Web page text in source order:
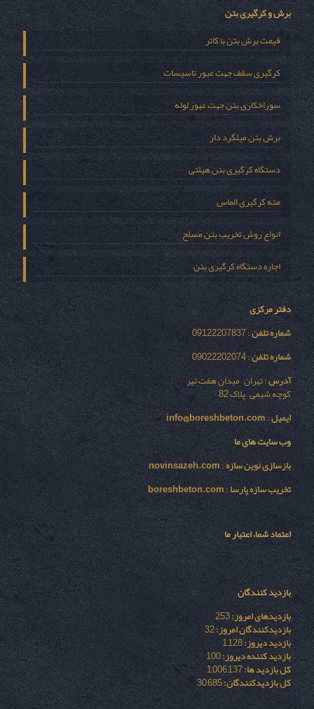
برش و کرگیری بتن
قیمت برش بتن با کاتر
کرگیری سقف جهت عبور تاسیسات
سوراخکاری بتن جهت عبور لوله
برش بتن میلگرد دار
دستگاه کرگیری بتن هیلتی
مته کرگیری الماس
انواع روش تخریب بتن مسلح
اجاره دستگاه کرگیری بتن
دفتر مرکزی
شماره تلفن: 09122207837
شماره تلفن: 09022202074
آدرس: تهران – میدان هفت تیر
کوچه شیمی – پلاک 82
ایمیل:
info@boreshbeton.com
وب سایت های ما
بازسازی نوين سازه:
novinsazeh.com
تخریب سازه پارسا:
boreshbeton.com
اعتماد شما، اعتبار ما
بازدید کنندگان
بازدیدهای امروز:253
بازدیدکنندگان امروز:32
بازدید دیروز:1,128
بازدید کننده دیروز:100
کل بازدید ها:1,006,137
کل بازدیدکنند‌گان:30,685